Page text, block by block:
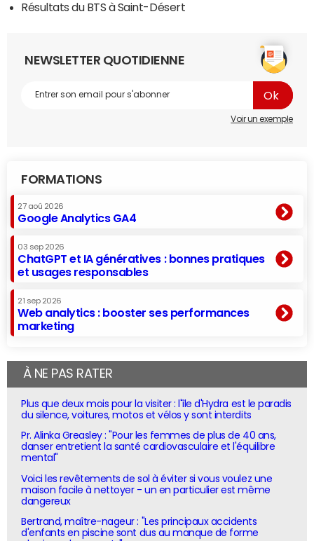
Résultats du BTS à Saint-Désert
NEWSLETTER QUOTIDIENNE
Voir un exemple
FORMATIONS
27 aoû 2026
Google Analytics GA4
03 sep 2026
ChatGPT et IA génératives : bonnes pratiques
et usages responsables
21 sep 2026
Web analytics : booster ses performances
marketing
À NE PAS RATER
Plus que deux mois pour la visiter : l'île d'Hydra est le paradis
du silence, voitures, motos et vélos y sont interdits
Pr. Alinka Greasley : "Pour les femmes de plus de 40 ans,
danser entretient la santé cardiovasculaire et l'équilibre
mental"
Voici les revêtements de sol à éviter si vous voulez une
maison facile à nettoyer - un en particulier est même
dangereux
Bertrand, maître-nageur : "Les principaux accidents
d'enfants en piscine sont dus au manque de forme